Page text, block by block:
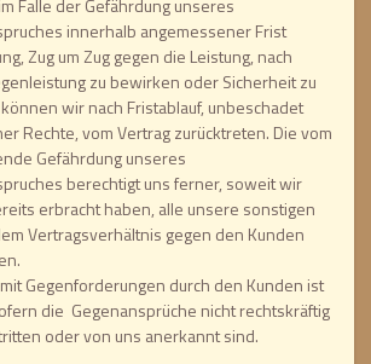
Falle der Gefährdung unseres
innerhalb angemessener Frist
Zug um Zug gegen die Leistung, nach
zu bewirken oder Sicherheit zu
wir nach Fristablauf, unbeschadet
Rechte, vom Vertrag zurücktreten. Die vom
Gefährdung unseres
berechtigt uns ferner, soweit wir
erbracht haben, alle unsere sonstigen
Vertragsverhältnis gegen den Kunden
Gegenforderungen durch den Kunden ist
die Gegenansprüche nicht rechtskräftig
oder von uns anerkannt sind.